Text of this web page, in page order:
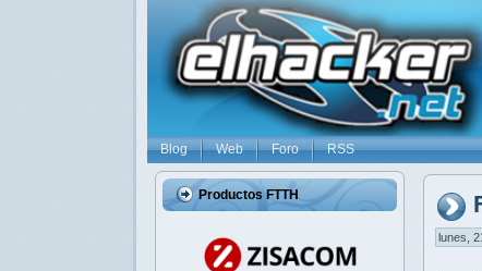
Blog Web Foro RSS
Productos FTTH
lunes,